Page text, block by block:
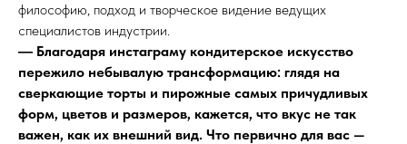
философию, подход и творческое видение ведущих
специалистов индустрии.
― Благодаря инстаграму кондитерское искусство
пережило небывалую трансформацию: глядя на
сверкающие торты и пирожные самых причудливых
форм, цветов и размеров, кажется, что вкус не так
важен, как их внешний вид. Что первично для вас —